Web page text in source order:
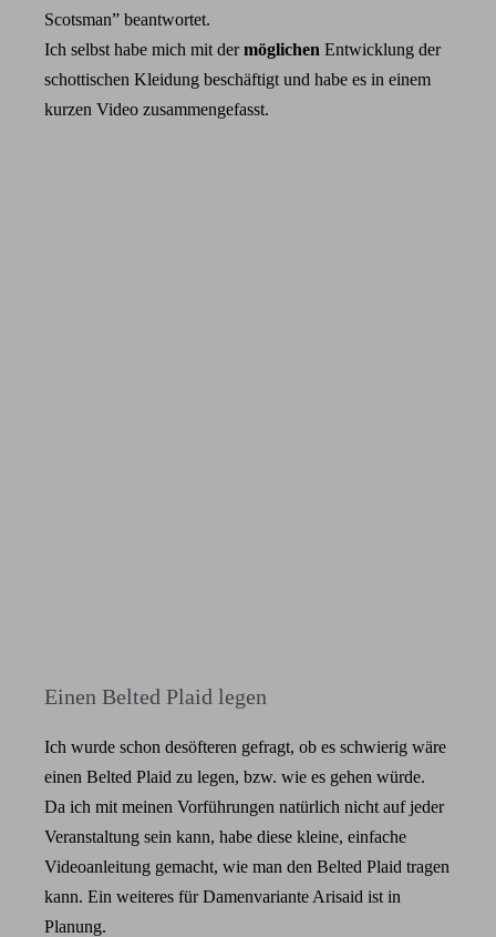
Scotsman” beantwortet.
Ich selbst habe mich mit dermöglichen Entwicklung der
schottischen Kleidung beschäftigt und habe es in einem
kurzen Video zusammengefasst.
Einen Belted Plaid legen
Ich wurde schon desöfteren gefragt, ob es schwierig wäre
einen Belted Plaid zu legen, bzw. wie es gehen würde.
Da ich mit meinen Vorführungen natürlich nicht auf jeder
Veranstaltung sein kann, habe diese kleine, einfache
Videoanleitung gemacht, wie man den Belted Plaid tragen
kann. Ein weiteres für Damenvariante Arisaid ist in
Planung.